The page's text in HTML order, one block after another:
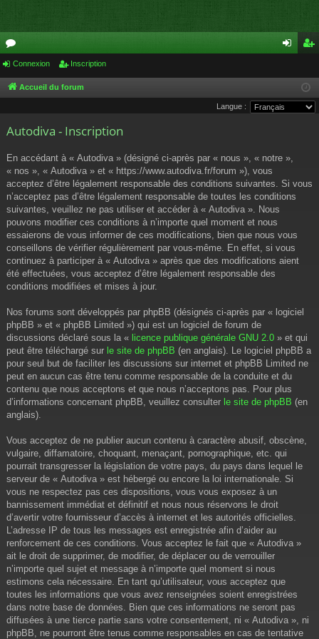
or
u
s
cri
pti
Connexion Inscription
Accueil du forum
Langue :
Autodiva - Inscription
En accédant à « Autodiva » (désigné ci-après par « nous », « notre »,
« nos », « Autodiva » et « https://www.autodiva.fr/forum »), vous
acceptez d’être légalement responsable des conditions suivantes. Si vous
n’acceptez pas d’être légalement responsable de toutes les conditions
suivantes, veuillez ne pas utiliser et accéder à « Autodiva ». Nous
pouvons modifier ces conditions à n’importe quel moment et nous
essaierons de vous informer de ces modifications, bien que nous vous
conseillons de vérifier régulièrement par vous-même. En effet, si vous
continuez à participer à « Autodiva » après que des modifications aient
été effectuées, vous acceptez d’être légalement responsable des
conditions modifiées et mises à jour.
Nos forums sont développés par phpBB (désignés ci-après par « logiciel
phpBB » et « phpBB Limited ») qui est un logiciel de forum de
discussions déclaré sous la « licence publique générale GNU 2.0 » et qui
peut être téléchargé sur le site de phpBB (en anglais). Le logiciel phpBB a
pour seul but de faciliter les discussions sur internet et phpBB Limited ne
peut en aucun cas être tenu comme responsable de la conduite et du
contenu que nous acceptons et que nous n’acceptons pas. Pour plus
d’informations concernant phpBB, veuillez consulter le site de phpBB (en
anglais).
Vous acceptez de ne publier aucun contenu à caractère abusif, obscène,
vulgaire, diffamatoire, choquant, menaçant, pornographique, etc. qui
pourrait transgresser la législation de votre pays, du pays dans lequel le
serveur de « Autodiva » est hébergé ou encore la loi internationale. Si
vous ne respectez pas ces dispositions, vous vous exposez à un
bannissement immédiat et définitif et nous nous réservons le droit
d’avertir votre fournisseur d’accès à internet et les autorités officielles.
L’adresse IP de tous les messages est enregistrée afin d’aider au
renforcement de ces conditions. Vous acceptez le fait que « Autodiva »
ait le droit de supprimer, de modifier, de déplacer ou de verrouiller
n’importe quel sujet et message à n’importe quel moment si nous
estimons cela nécessaire. En tant qu’utilisateur, vous acceptez que
toutes les informations que vous avez renseignées soient enregistrées
dans notre base de données. Bien que ces informations ne seront pas
diffusées à une tierce partie sans votre consentement, ni « Autodiva », ni
phpBB, ne pourront être tenus comme responsables en cas de tentative